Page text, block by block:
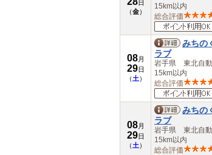
日
（金）
15km以内
総合評価
08月
29日
（土）
みちの
ラブ
岩手県 東北自
15km以内
総合評価
08月
29日
（ 土 ）
みちの
ラブ
岩手県 東北自
15km以内
総合評価